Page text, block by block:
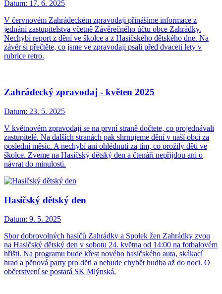
Datum: 17. 6. 2025
V červnovém Zahrádeckém zpravodaji přinášíme informace z
jednání zastupitelstva včetně Závěrečného účtu obce Zahrádky.
Nechybí report z dění ve školce a z Hasičského dětského dne. Na
závěr si přečtěte, co jsme ve zpravodaji psali před dvaceti lety v
rubrice retro.
Zahrádecký zpravodaj - květen 2025
Datum: 23. 5. 2025
V květnovém zpravodaji se na první straně dočtete, co projednávali
zastupitelé. Na dalších stranách pak shrnujeme dění v naší obci za
poslední měsíc. A nechybí ani ohlédnutí za tím, co prožily děti ve
školce. Zveme na Hasičský dětský den a čtenáři nepřijdou ani o
návrat do minulosti.
Hasičský dětský den
Datum: 9. 5. 2025
Sbor dobrovolných hasičů Zahrádky a Spolek žen Zahrádky zvou
na Hasičský dětský den v sobotu 24. května od 14:00 na fotbalovém
hřišti. Na programu bude křest nového hasičského auta, skákací
hrad a pěnová party pro děti a nebude chybět hudba až do noci. O
občerstvení se postará SK Mlýnská.